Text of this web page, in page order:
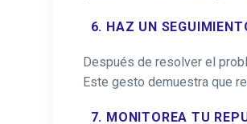
6. HAZ UN
Después de resolver el
Este gesto demuestra que
7. MONITOREA TU